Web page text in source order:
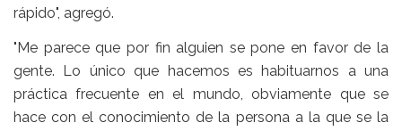
rápido", agregó.
"Me parece que por fin alguien se pone en favor de la
gente. Lo único que hacemos es habituarnos a una
práctica frecuente en el mundo, obviamente que se
hace con el conocimiento de la persona a la que se la